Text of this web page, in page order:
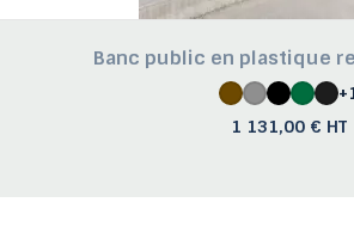
Banc public en plastique
1 131,00 € HT